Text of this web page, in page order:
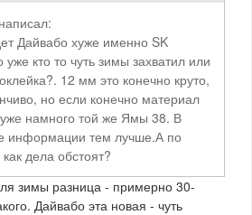
написал:
Дайвабо хуже именно SK
кто то чуть зимы захватил или
12 мм это конечно круто,
но если конечно материал
намного той же Ямы 38. В
информации тем лучше.А по
дела обстоят?
зимы разница - примерно 30-
Дайвабо эта новая - чуть